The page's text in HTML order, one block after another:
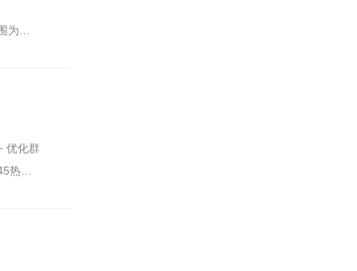
为
优化群
热…